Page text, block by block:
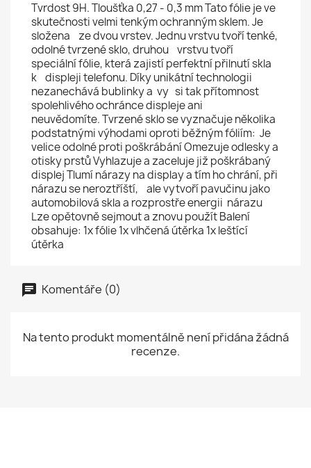
Tvrdost 9H. Tloušťka 0,27 - 0,3 mm Tato fólie je ve
skutečnosti velmi tenkým ochranným sklem. Je
složena ze dvou vrstev. Jednu vrstvu tvoří tenké,
odolné tvrzené sklo, druhou vrstvu tvoří
speciální fólie, která zajistí perfektní přilnutí skla
k displeji telefonu. Díky unikátní technologii
nezanechává bublinky a vy si tak přítomnost
spolehlivého ochránce displeje ani
neuvědomíte. Tvrzené sklo se vyznačuje několika
podstatnými výhodami oproti běžným fóliím: Je
velice odolné proti poškrábání Omezuje odlesky a
otisky prstů Vyhlazuje a zaceluje již poškrábaný
displej Tlumí nárazy na display a tím ho chrání, při
nárazu se neroztříští, ale vytvoří pavučinu jako
automobilová skla a rozprostře energii nárazu
Lze opětovně sejmout a znovu použít Balení
obsahuje: 1x fólie 1x vlhčená útěrka 1x leštící
útěrka
Komentáře (0)
Na tento produkt momentálně není přidána žádná
recenze.